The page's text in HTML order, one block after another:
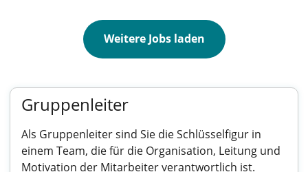
Weitere Jobs laden
Gruppenleiter
Als Gruppenleiter sind Sie die Schlüsselfigur in
einem Team, die für die Organisation, Leitung und
Motivation der Mitarbeiter verantwortlich ist.